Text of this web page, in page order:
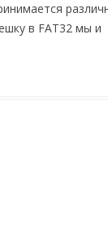
в FAT32 мы и